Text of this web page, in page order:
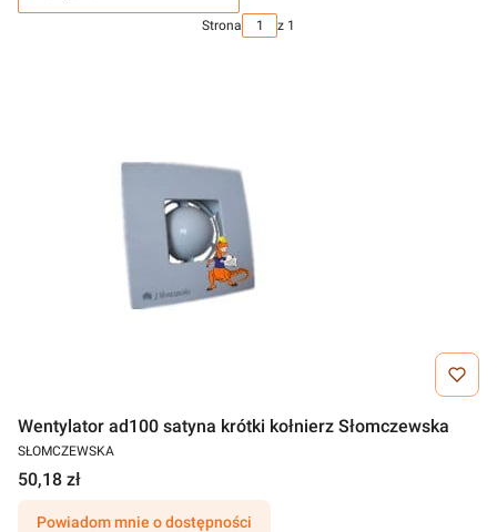
Strona z 1
Wentylator ad100 satyna krótki kołnierz Słomczewska
SŁOMCZEWSKA
50,18 zł
Powiadom mnie o dostępności